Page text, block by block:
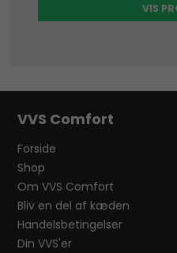
VIS
VVS Comfort
Forside
Shop
Om VVS Comfort
Bliv en del af kæden
Handelsbetingelser
Din VVS'er